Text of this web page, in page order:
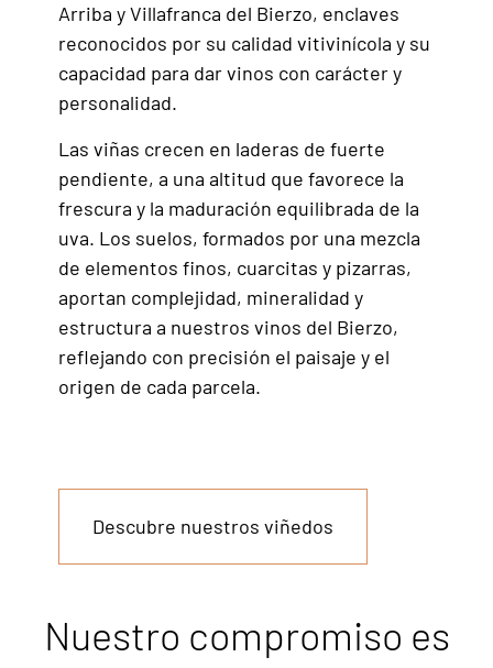
Arriba y Villafranca del Bierzo, enclaves
reconocidos por su calidad vitivinícola y su
capacidad para dar vinos con carácter y
personalidad.
Las viñas crecen en laderas de fuerte
pendiente, a una altitud que favorece la
frescura y la maduración equilibrada de la
uva. Los suelos, formados por una mezcla
de elementos finos, cuarcitas y pizarras,
aportan complejidad, mineralidad y
estructura a nuestros vinos del Bierzo,
reflejando con precisión el paisaje y el
origen de cada parcela.
Descubre nuestros viñedos
Nuestro compromiso es